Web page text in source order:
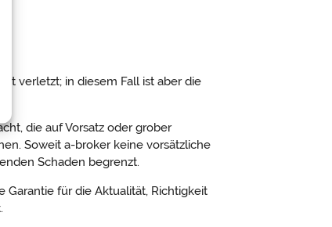
verletzt; in diesem Fall ist aber die
die auf Vorsatz oder grober
Soweit a-broker keine vorsätzliche
Schaden begrenzt.
für die Aktualität, Richtigkeit